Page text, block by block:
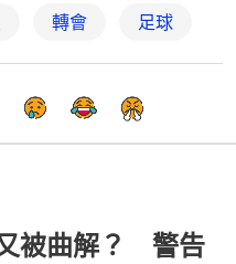
轉會 足球
被曲解？ 警告